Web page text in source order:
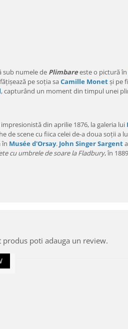
sub numele de Plimbareeste o pictură în
pe soția saCamille Monetși pe
, capturând un moment din timpul unei
din aprilie 1876, la galeria lui
de scene cu fiica celei de-a doua soții a
în Musée d'Orsay. John Singer Sargent
cu umbrele de soare la Fladbury, în
produs poti adauga un review.